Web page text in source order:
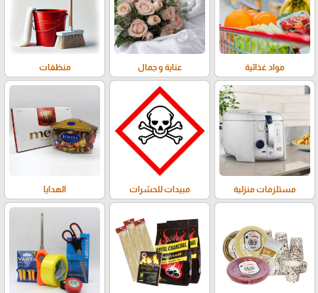
مواد غذائية عناية و جمال منظفات
مستلزمات منزلية مبيدات للحشرات الهدايا